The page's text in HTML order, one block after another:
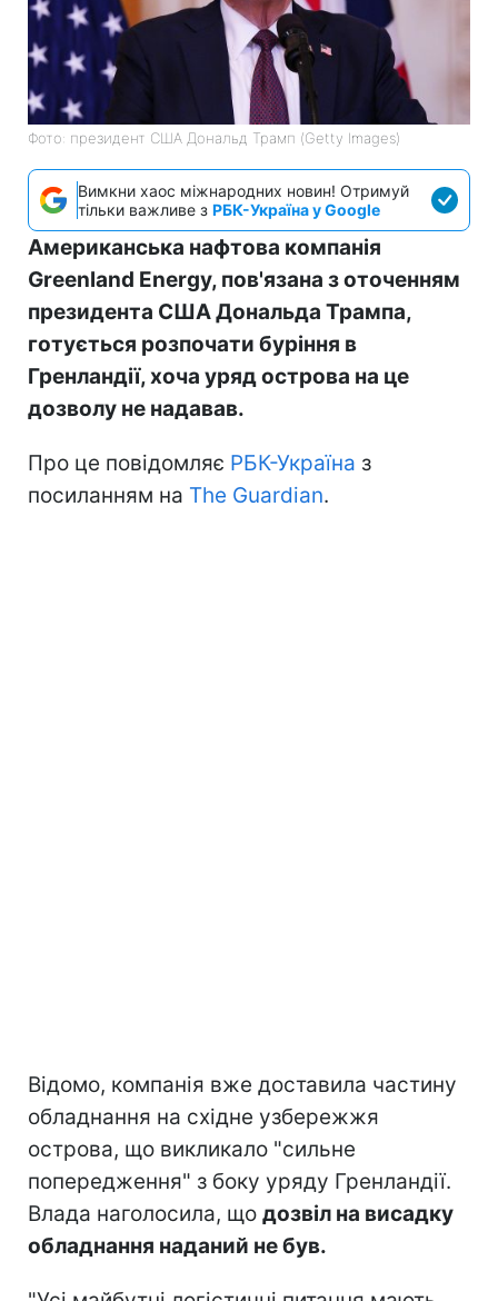
Фото: президент США Дональд Трамп (Getty Images)
Вимкни хаос міжнародних новин! Отримуй
тільки важливе з РБК-Україна у Google
Американська нафтова компанія
Greenland Energy, пов'язана з оточенням
президента США Дональда Трампа,
готується розпочати буріння в
Гренландії, хоча уряд острова на це
дозволу не надавав.
Про це повідомляє РБК-Україна з
посиланням на The Guardian.
Відомо, компанія вже доставила частину
обладнання на східне узбережжя
острова, що викликало "сильне
попередження" з боку уряду Гренландії.
Влада наголосила, що дозвіл на висадку
обладнання наданий не був.